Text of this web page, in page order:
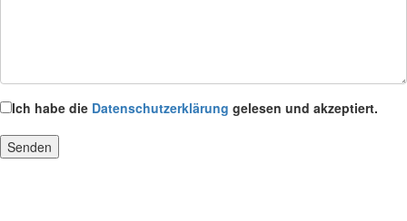
Ich habe die Datenschutzerklärung gelesen und akzeptiert.